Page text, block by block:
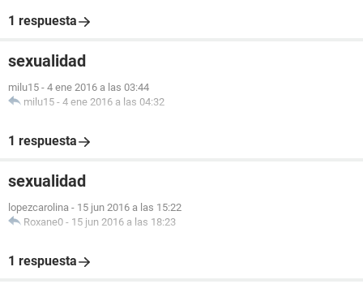
1 respuesta
sexualidad
milu15 - 4 ene 2016 a las 03:44
milu15 - 4 ene 2016 a las 04:32
1 respuesta
sexualidad
lopezcarolina - 15 jun 2016 a las 15:22
Roxane0 - 15 jun 2016 a las 18:23
1 respuesta